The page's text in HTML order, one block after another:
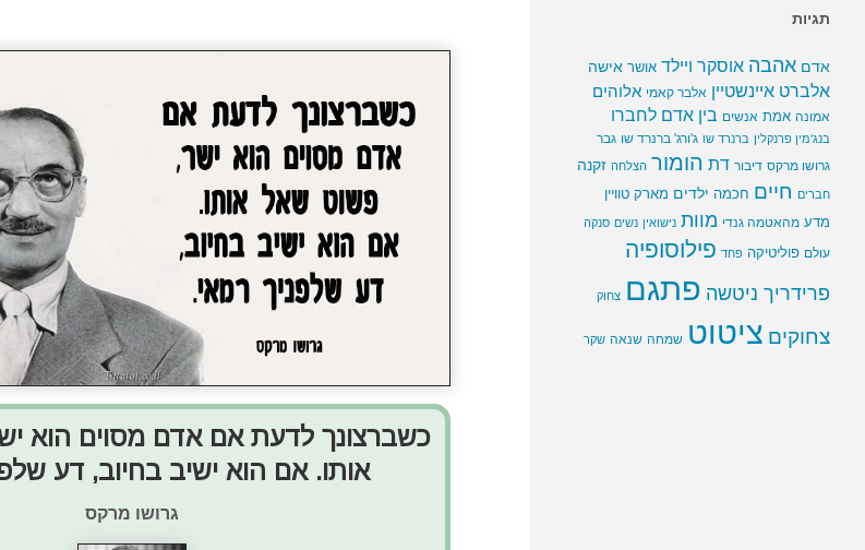
כשברצונך לדעת אם אדם מסוים הוא
אותו. אם הוא ישיב בחיוב, דע
גרושו מרקס
תגיות
אדם אהבה אוסקר ויילד אושר אישה
אלברט איינשטיין אלבר קאמי אלוהים
אמונה אמת אנשים בין אדם לחברו
בנג'מין פרנקלין ברנרד שו ג'ורג' ברנרד שו גבר
גרושו מרקס דיבור דת הומור הצלחה זקנה
חברים חיים חכמה ילדים מארק טוויין
מדע מהאטמה גנדי מוות נישואין נשים סנקה
עולם פוליטיקה פחד פילוסופיה
פרידריך ניטשה פתגם צחוק
צחוקים ציטוט שמחה שנאה שקר